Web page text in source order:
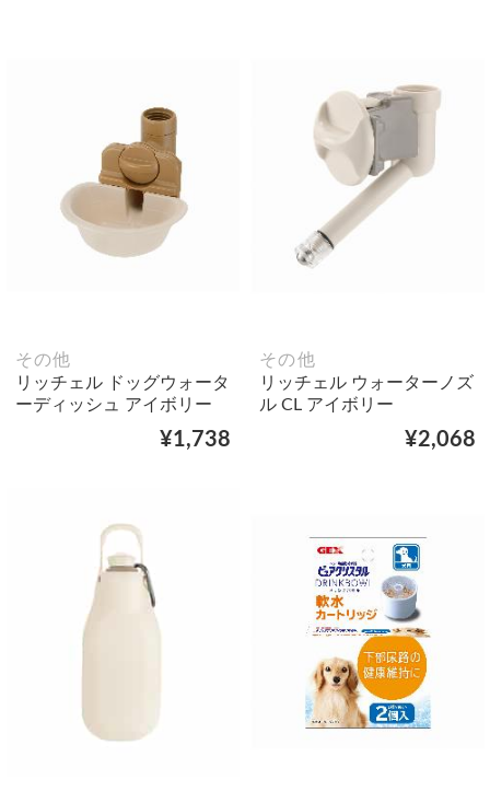
その他
リッチェル ドッグウォータ
ーディッシュ アイボリー
¥1,738
その他
リッチェル ウォーターノズ
ル CL アイボリー
¥2,068